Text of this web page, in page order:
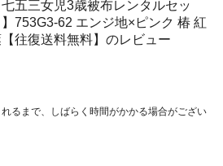
七五三女児3歳被布レンタルセッ
】753G3-62 エンジ地×ピンク 椿 紅
往復送料無料】のレビュー
るまで、しばらく時間がかかる場合がござい